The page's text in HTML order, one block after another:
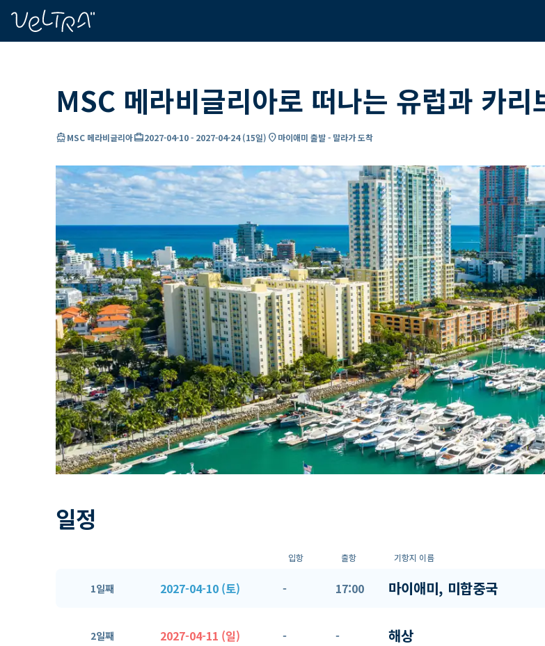
MSC 메라비글리아로 떠나는 유럽과 카
directions_boatMSC 메라비글리아card_travel2027-04-10- 2027-04-24(15일) location_on마이애미 출발 - 말라가 도착
일정
입항 출항 기항지 이름
1일째 2027-04-10 (토) - 17:00 마이애미, 미합중국
2일째 2027-04-11 (일) - - 해상